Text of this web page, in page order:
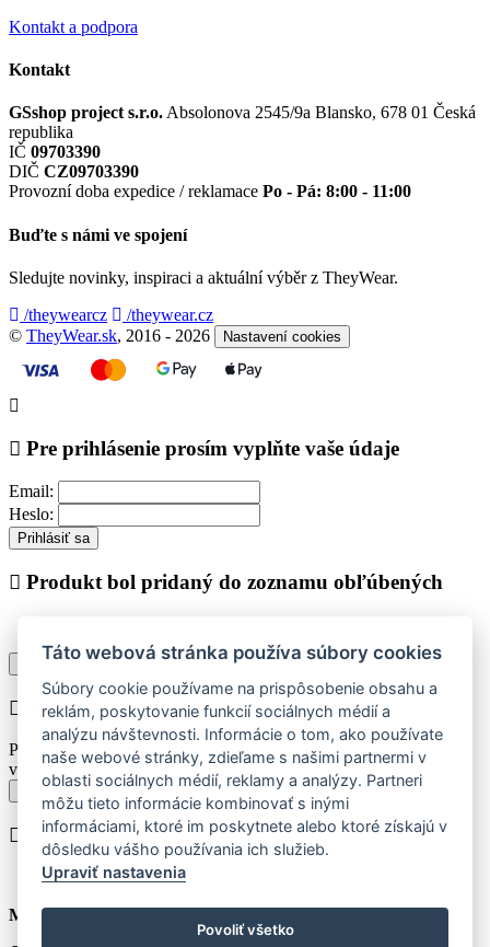
Kontakt a podpora
Kontakt
GSshop project s.r.o. Absolonova 2545/9a Blansko, 678 01 Česká
republika
IČ 09703390
DIČ CZ09703390
Provozní doba expedice / reklamace Po - Pá: 8:00 - 11:00
Buďte s námi ve spojení
Sledujte novinky, inspiraci a aktuální výběr z TheyWear.
/theywearcz
/theywear.cz
© TheyWear.sk, 2016 - 2026 Nastavení cookies
Pre prihlásenie prosím vyplňte vaše údaje
Email:
Heslo:
Prihlásiť sa
Produkt bol pridaný do zoznamu obľúbených
Pokračovať v nákupe Zobraziť zoznam obľúbených
Chyba při vkládání do košíku
Prosím vyberte najskôr jednu z dostupných veľkostí produktu pre
vloženie do košíka.
Späť k výberu veľkostí
Produkt bol vložený do košíka
Množstvo:
Táto webová stránka používa súbory cookies
Súbory cookie používame na prispôsobenie obsahu a
reklám, poskytovanie funkcií sociálnych médií a
analýzu návštevnosti. Informácie o tom, ako používate
naše webové stránky, zdieľame s našimi partnermi v
oblasti sociálnych médií, reklamy a analýzy. Partneri
môžu tieto informácie kombinovať s inými
informáciami, ktoré im poskytnete alebo ktoré získajú v
dôsledku vášho používania ich služieb.
Upraviť nastavenia
Povoliť všetko